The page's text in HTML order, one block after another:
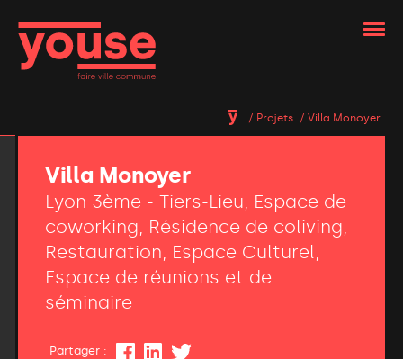
Projets Villa Monoyer
Villa Monoyer
Lyon 3ème - Tiers-Lieu, Espace de
coworking, Résidence de coliving,
Restauration, Espace Culturel,
Espace de réunions et de
séminaire
Partager :